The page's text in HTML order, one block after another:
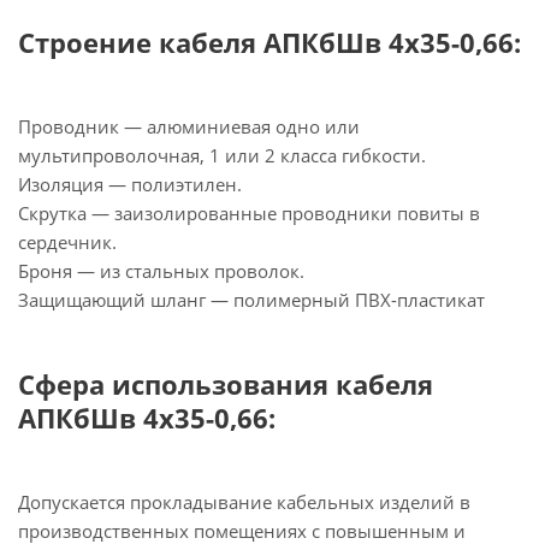
Строение кабеля АПКбШв 4х35-0,66:
Проводник — алюминиевая одно или
мультипроволочная, 1 или 2 класса гибкости.
Изоляция — полиэтилен.
Скрутка — заизолированные проводники повиты в
сердечник.
Броня — из стальных проволок.
Защищающий шланг — полимерный ПВХ-пластикат
Сфера использования кабеля
АПКбШв 4х35-0,66:
Допускается прокладывание кабельных изделий в
производственных помещениях с повышенным и